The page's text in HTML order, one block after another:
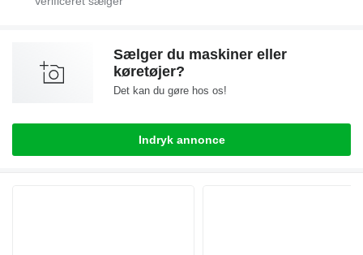
Sælger du maskiner eller
køretøjer?
Det kan du gøre hos os!
Indryk annonce